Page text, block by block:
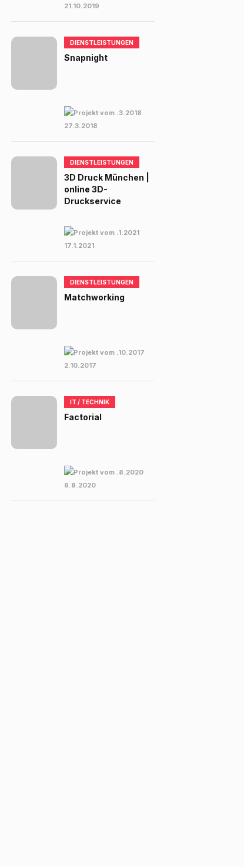
21.10.2019
DIENSTLEISTUNGEN
Snapnight
27.3.2018
DIENSTLEISTUNGEN
3D Druck München |
online 3D-
Druckservice
17.1.2021
DIENSTLEISTUNGEN
Matchworking
2.10.2017
IT / TECHNIK
Factorial
6.8.2020